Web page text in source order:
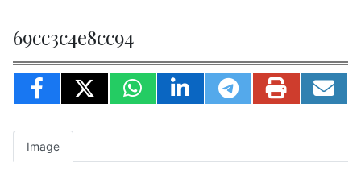
69cc3c4e8cc94
Image